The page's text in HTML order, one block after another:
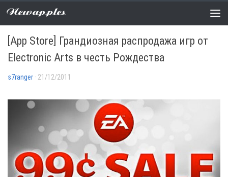
Newapples
РАСПРОДАЖИ 0 COMMENTS
[App Store] Грандиозная распродажа игр от
Electronic Arts в честь Рождества
s7ranger · 21/12/2011